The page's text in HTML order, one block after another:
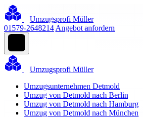
Umzugsprofi Müller
01579-2648214 Angebot anfordern
Umzugsprofi Müller
Umzugsunternehmen Detmold
Umzug von Detmold nach Berlin
Umzug von Detmold nach Hamburg
Umzug von Detmold nach München